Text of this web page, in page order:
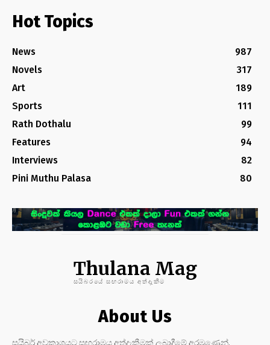
Hot Topics
News
987
Novels
317
Art
189
Sports
111
Rath Dothalu
99
Features
94
Interviews
82
Pini Muthu Palasa
80
Thulana Mag
සයිබරයේ සඟරාමය අත්දැකීම
About Us
සයිබර් අවකාශයට සඟරාමය අත්දැකීමක් ලබාදීමේ අරමුණෙන්,